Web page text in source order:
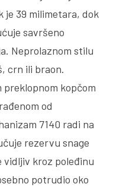
je 39 milimetara, dok
savršeno
Neprolaznom stilu
crn ili braon.
preklopnom kopčom
od
7140 radi na
rezervu snage
vidljiv kroz poleđinu
potrudio oko